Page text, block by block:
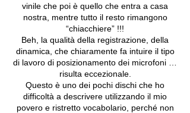
vinile che poi è quello che entra a casa
nostra, mentre tutto il resto rimangono
“chiacchiere” !!!
Beh, la qualità della registrazione, della
dinamica, che chiaramente fa intuire il tipo
di lavoro di posizionamento dei microfoni …
risulta eccezionale.
Questo è uno dei pochi dischi che ho
difficoltà a descrivere utilizzando il mio
povero e ristretto vocabolario, perché non